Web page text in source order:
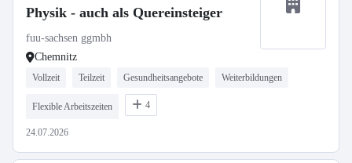
Physik - auch als Quereinsteiger
fuu-sachsen ggmbh
Chemnitz
Vollzeit Teilzeit Gesundheitsangebote Weiterbildungen
Flexible Arbeitszeiten 4
24.07.2026